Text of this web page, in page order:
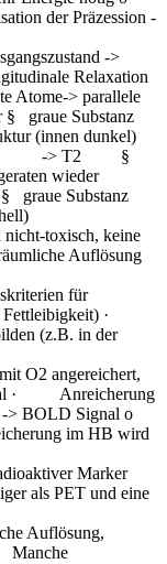
der Präzession -
->
Relaxation
> parallele
§ graue Substanz
(innen dunkel)
-> T2 §
wieder
graue Substanz
toxisch, keine
Auflösung
für
Fettleibigkeit) ·
(z.B. in der
O2 angereichert,
· Anreicherung
-> BOLD Signal o
im HB wird
Marker
als PET und eine
Auflösung,
Manche